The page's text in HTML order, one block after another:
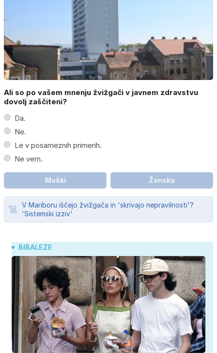
Ali so po vašem mnenju žvižgači v javnem zdravstvu
dovolj zaščiteni?
Da.
Ne.
Le v posameznih primerih.
Ne vem.
Moški Ženska
V Mariboru iščejo žvižgača in 'skrivajo nepravilnosti'?
'Sistemski izziv'
BIBALEZE